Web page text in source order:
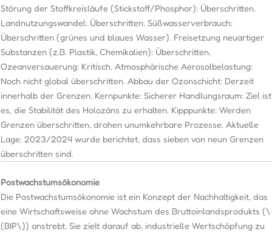
Störung der Stoffkreisläufe (Stickstoff/Phosphor): Überschritten.
Landnutzungswandel: Überschritten. Süßwasserverbrauch:
Überschritten (grünes und blaues Wasser). Freisetzung neuartiger
Substanzen (z.B. Plastik, Chemikalien): Überschritten.
Ozeanversauerung: Kritisch. Atmosphärische Aerosolbelastung:
Noch nicht global überschritten. Abbau der Ozonschicht: Derzeit
innerhalb der Grenzen. Kernpunkte: Sicherer Handlungsraum: Ziel ist
es, die Stabilität des Holozäns zu erhalten. Kipppunkte: Werden
Grenzen überschritten, drohen unumkehrbare Prozesse. Aktuelle
Lage: 2023/2024 wurde berichtet, dass sieben von neun Grenzen
überschritten sind.
Postwachstumsökonomie
Die Postwachstumsökonomie ist ein Konzept der Nachhaltigkeit, das
eine Wirtschaftsweise ohne Wachstum des Bruttoinlandsprodukts (\
(BIP\)) anstrebt. Sie zielt darauf ab, industrielle Wertschöpfung zu